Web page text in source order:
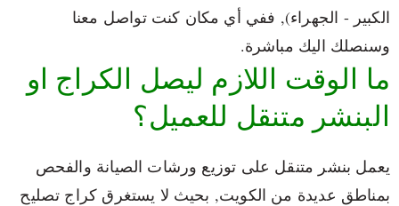
الكبير - الجهراء), ففي أي مكان كنت تواصل معنا
وسنصلك اليك مباشرة.
ما الوقت اللازم ليصل الكراج او
البنشر متنقل للعميل؟
يعمل بنشر متنقل على توزيع ورشات الصيانة والفحص
بمناطق عديدة من الكويت, بحيث لا يستغرق كراج تصليح